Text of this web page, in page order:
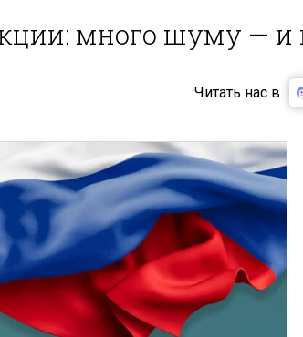
много шуму — и
Читать нас в